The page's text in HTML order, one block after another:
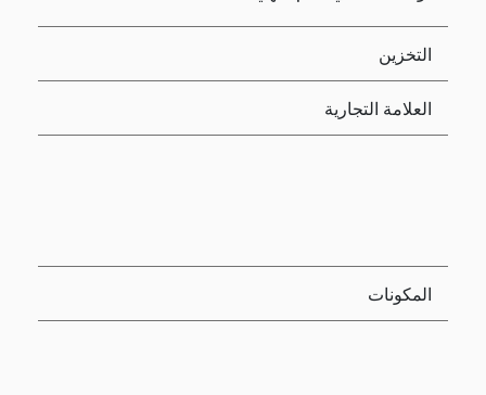
التخزين
العلامة التجارية
المكونات